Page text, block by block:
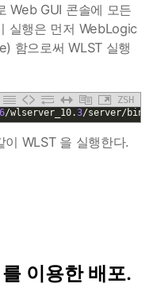
Web GUI 콘솔에 모든
실행은 먼저 WebLogic
함으로써 WLST 실행
ZSH
/wlserver_10.3/server/bin
WLST 을 실행한다.
이용한 배포.